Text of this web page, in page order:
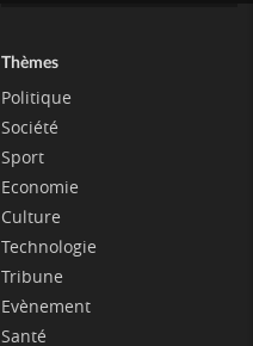
Thèmes
Politique
Société
Sport
Economie
Culture
Technologie
Tribune
Evènement
Santé